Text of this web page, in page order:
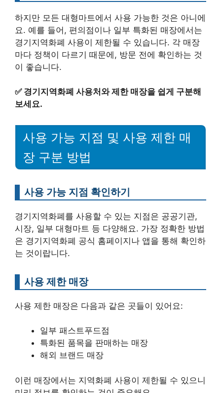
하지만 모든 대형마트에서 사용 가능한 것은 아니에
요. 예를 들어, 편의점이나 일부 특화된 매장에서는
경기지역화폐 사용이 제한될 수 있습니다. 각 매장
마다 정책이 다르기 때문에, 방문 전에 확인하는 것
이 좋습니다.
✅ 경기지역화폐 사용처와 제한 매장을 쉽게 구분해
보세요.
사용 가능 지점 및 사용 제한 매
장 구분 방법
사용 가능 지점 확인하기
경기지역화폐를 사용할 수 있는 지점은 공공기관,
시장, 일부 대형마트 등 다양해요. 가장 정확한 방법
은 경기지역화폐 공식 홈페이지나 앱을 통해 확인하
는 것이랍니다.
사용 제한 매장
사용 제한 매장은 다음과 같은 곳들이 있어요:
일부 패스트푸드점
특화된 품목을 판매하는 매장
해외 브랜드 매장
이런 매장에서는 지역화폐 사용이 제한될 수 있으니